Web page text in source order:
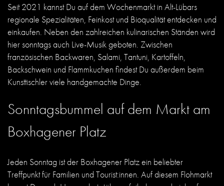
Seit 2021 kannst Du auf dem Wochenmarkt in Alt-Lübars
regionale Spezialitäten, Feinkost und Bioqualität entdecken und
einkaufen. Neben den zahlreichen kulinarischen Ständen wird
hier sonntags auch Live-Musik geboten. Zwischen
französischen Backwaren, Salami, Tantuni, Kartoffeln,
Backschwein und Flammkuchen findest Du außerdem beim
Kunsttischler viele handgemachte Dinge.
Sonntagsbummel auf dem Markt am
Boxhagener Platz
Jeden Sonntag ist der Boxhagener Platz ein beliebter
Treffpunkt für Familien und Tourist:innen. Auf diesem Flohmarkt